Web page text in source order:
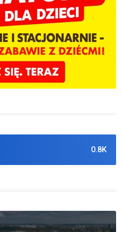
0.8K